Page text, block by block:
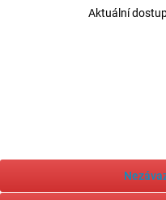
Aktuální